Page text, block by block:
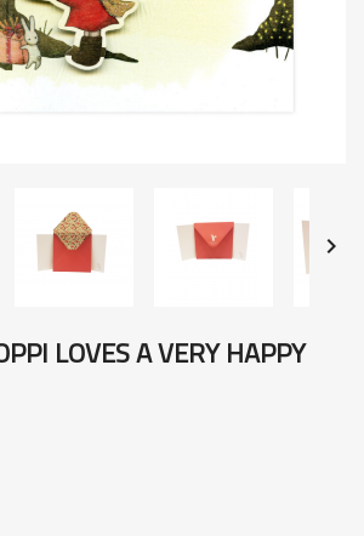

LOVES A VERY HAPPY